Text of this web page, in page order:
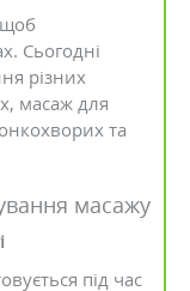
Сьогодні
різних
масаж для
та
масажу
під час